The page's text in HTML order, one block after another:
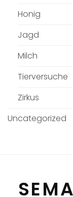
Honig
Jagd
Milch
Tierversuche
Zirkus
Uncategorized